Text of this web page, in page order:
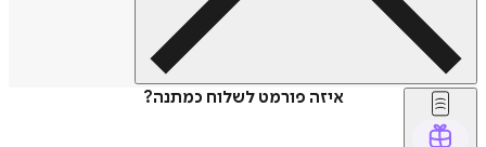
איזה פורמט לשלוח כמתנה?